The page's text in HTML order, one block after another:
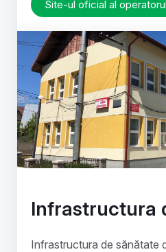
Site-ul oficial al
Infrastructura
Infrastructura de sănătate